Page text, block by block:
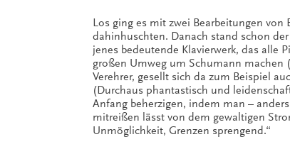
Los ging es mit zwei Bearbeitungen
dahinhuschten. Danach stand schon
jenes bedeutende Klavierwerk, das alle
großen Umweg um Schumann machen
Verehrer, gesellt sich da zum Beispiel
(Durchaus phantastisch und
Anfang beherzigen, indem man –
mitreißen lässt von dem gewaltigen
Unmöglichkeit, Grenzen sprengend.“